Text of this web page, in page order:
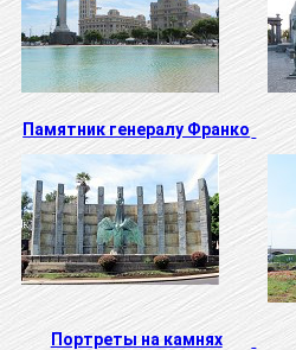
Памятник генералу Франко
Портреты на камнях